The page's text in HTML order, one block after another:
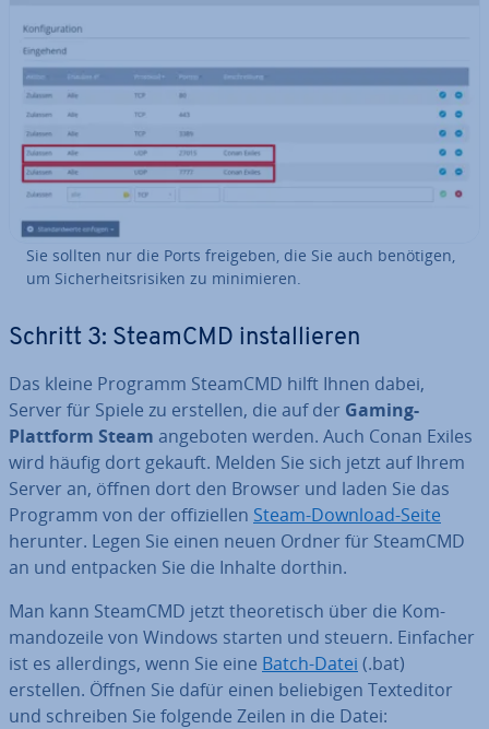
Sie sollten nur die Ports freigeben, die Sie auch benötigen,
um Si­cher­heits­ri­si­ken zu mi­ni­mie­ren.
Schritt 3: SteamCMD in­stal­lie­ren
Das kleine Programm SteamCMD hilft Ihnen dabei,
Server für Spiele zu erstellen, die auf der Gaming-
Plattform Steam angeboten werden. Auch Conan Exiles
wird häufig dort gekauft. Melden Sie sich jetzt auf Ihrem
Server an, öffnen dort den Browser und laden Sie das
Programm von der of­fi­zi­el­len Steam-Download-Seite
herunter. Legen Sie einen neuen Ordner für SteamCMD
an und entpacken Sie die Inhalte dorthin.
Man kann SteamCMD jetzt theo­re­tisch über die Kom­
man­do­zei­le von Windows starten und steuern. Einfacher
ist es al­ler­dings, wenn Sie eine Batch-Datei (.bat)
erstellen. Öffnen Sie dafür einen be­lie­bi­gen Text­edi­tor
und schreiben Sie folgende Zeilen in die Datei: